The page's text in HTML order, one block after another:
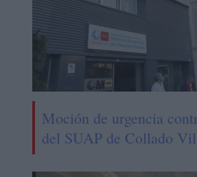
Moción de urgencia
del SUAP de Collado